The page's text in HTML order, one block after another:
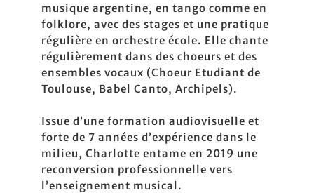
musique argentine, en tango comme en
folklore, avec des stages et une pratique
régulière en orchestre école. Elle chante
régulièrement dans des choeurs et des
ensembles vocaux (Choeur Etudiant de
Toulouse, Babel Canto, Archipels).
Issue d’une formation audiovisuelle et
forte de 7 années d’expérience dans le
milieu, Charlotte entame en 2019 une
reconversion professionnelle vers
l’enseignement musical.